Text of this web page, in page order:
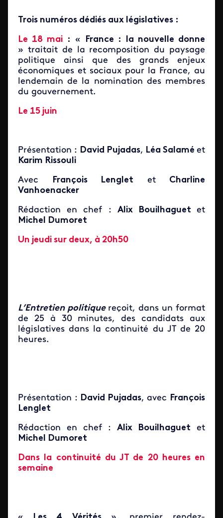
Trois numéros dédiés aux législatives :
Le 18 mai : « France : la nouvelle donne
» traitait de la recomposition du paysage
politique ainsi que des grands enjeux
économiques et sociaux pour la France, au
lendemain de la nomination des membres
du gouvernement.
Le 15 juin
Présentation : David Pujadas, Léa Salamé et
Karim Rissouli
Avec François Lenglet et Charline
Vanhoenacker
Rédaction en chef : Alix Bouilhaguetet
Michel Dumoret
Un jeudi sur deux, à 20h50
L’Entretien politique reçoit, dans un format
de 25 à 30 minutes, des candidats aux
législatives dans la continuité du JT de 20
heures.
Présentation : David Pujadas, avec François
Lenglet
Rédaction en chef : Alix Bouilhaguet et
Michel Dumoret
Dans la continuité du JT de 20 heures en
semaine